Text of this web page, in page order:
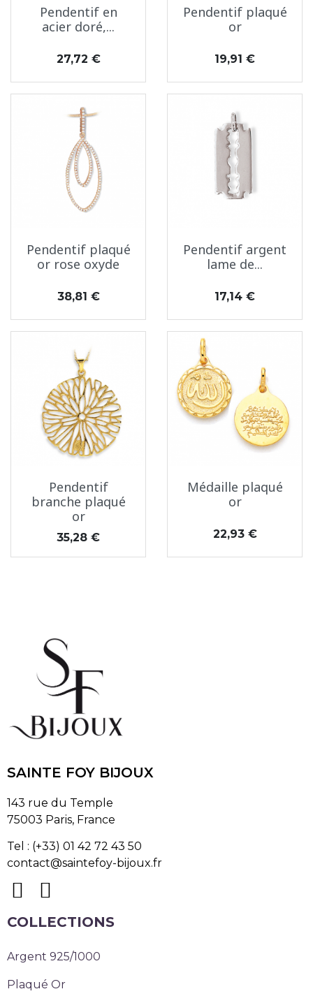
Pendentif en
acier doré,...
Prix
27,72 €
Pendentif plaqué
or
Prix
19,91 €
Pendentif plaqué
or rose oxyde
Prix
38,81 €
Pendentif argent
lame de...
Prix
17,14 €
Pendentif
branche plaqué
or
Prix
35,28 €
Médaille plaqué
or
Prix
22,93 €
SAINTE FOY BIJOUX
143 rue du Temple
75003 Paris, France
Tel : (+33) 01 42 72 43 50
contact@saintefoy-bijoux.fr
COLLECTIONS
Argent 925/1000
Plaqué Or